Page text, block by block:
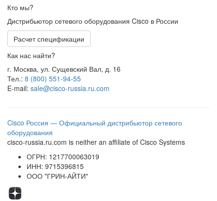
Кто мы?
Дистрибьютор сетевого оборудования Cisco в России
Расчет спецификации
Как нас найти?
г. Москва, ул. Сущевский Вал, д. 16
Тел.: 8 (800) 551-94-55
E-mail: sale@cisco-russia.ru.com
Cisco Россия — Официальный дистрибьютор сетевого
оборудования
cisco-russia.ru.com is neither an affiliate of Cisco Systems
ОГРН: 1217700063019
ИНН: 9715396815
ООО "ГРИН-АЙТИ"